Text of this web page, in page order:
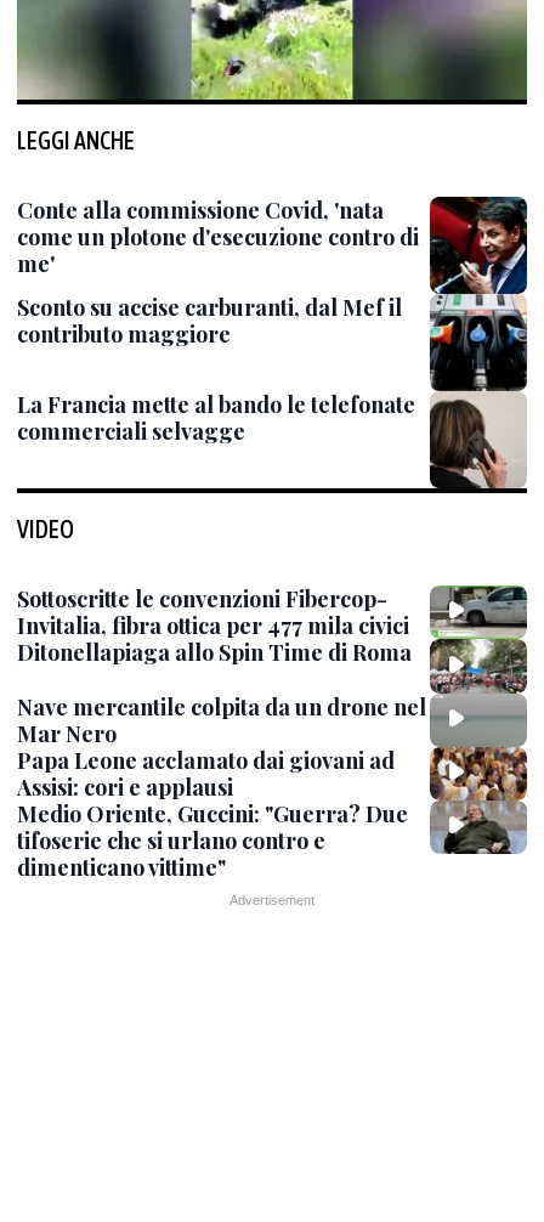
LEGGI ANCHE
Conte alla commissione Covid, 'nata
come un plotone d'esecuzione contro di
me'
Sconto su accise carburanti, dal Mef il
contributo maggiore
La Francia mette al bando le telefonate
commerciali selvagge
VIDEO
Sottoscritte le convenzioni Fibercop-
Invitalia, fibra ottica per 477 mila civici
Ditonellapiaga allo Spin Time di Roma
Nave mercantile colpita da un drone nel
Mar Nero
Papa Leone acclamato dai giovani ad
Assisi: cori e applausi
Medio Oriente, Guccini: "Guerra? Due
tifoserie che si urlano contro e
dimenticano vittime"